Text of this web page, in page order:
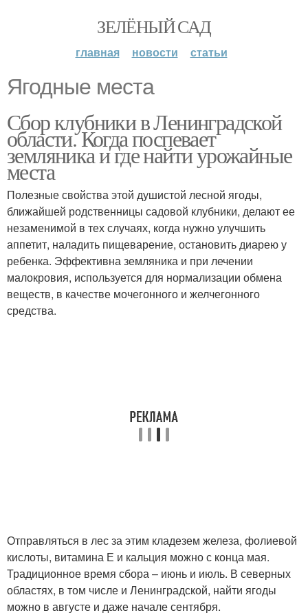
ЗЕЛЁНЫЙ САД
главная новости статьи
Ягодные места
Сбор клубники в Ленинградской
области. Когда поспевает
земляника и где найти урожайные
места
Полезные свойства этой душистой лесной ягоды,
ближайшей родственницы садовой клубники, делают ее
незаменимой в тех случаях, когда нужно улучшить
аппетит, наладить пищеварение, остановить диарею у
ребенка. Эффективна земляника и при лечении
малокровия, используется для нормализации обмена
веществ, в качестве мочегонного и желчегонного
средства.
Отправляться в лес за этим кладезем железа, фолиевой
кислоты, витамина Е и кальция можно с конца мая.
Традиционное время сбора – июнь и июль. В северных
областях, в том числе и Ленинградской, найти ягоды
можно в августе и даже начале сентября.